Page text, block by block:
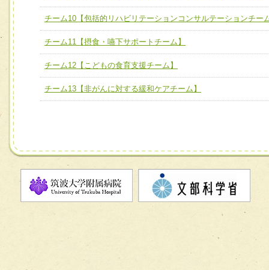
ム】
チーム10【包括的リハビリテーションコンサルテーション
ーム】
チーム11【摂食・嚥下サポートチーム】
チーム12【こどもの食育支援チーム】
チーム10【包括的リハビリテーションコンサルテーションチー
チーム11【摂食・嚥下サポートチーム】
チーム12【こどもの食育支援チーム】
チーム13【非がんに対する緩和ケアチーム】